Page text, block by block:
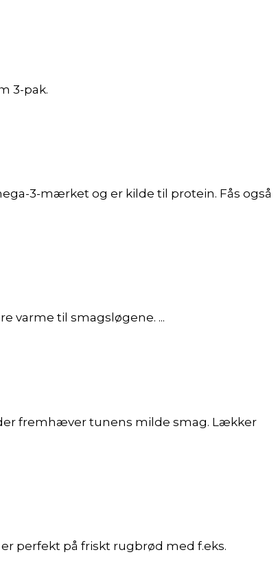
3-pak.
3-mærket og er kilde til protein. Fås også
varme til smagsløgene. ...
fremhæver tunens milde smag. Lækker
perfekt på friskt rugbrød med f.eks.